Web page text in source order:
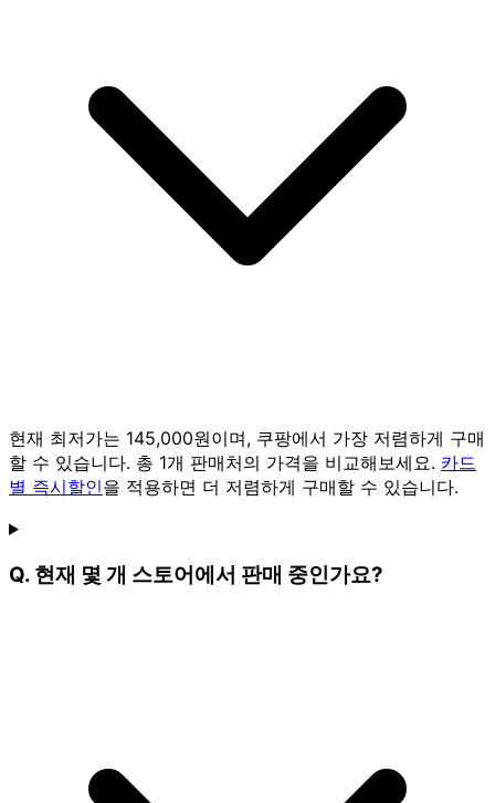
현재 최저가는 145,000원이며, 쿠팡에서 가장 저렴하게 구매
할 수 있습니다. 총 1개 판매처의 가격을 비교해보세요. 카드
별 즉시할인을 적용하면 더 저렴하게 구매할 수 있습니다.
Q. 현재 몇 개 스토어에서 판매 중인가요?